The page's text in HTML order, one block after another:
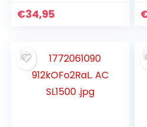
Bessere Verdauung
und Wohlbefinden |
Dosierung mit
Heubeutel |
Futternetz in
Schwarz | Größe M
€34,95